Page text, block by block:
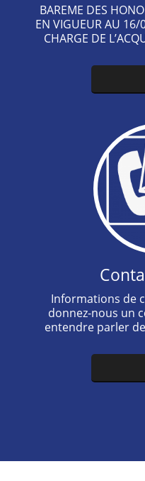
BAREME DES
EN VIGUEUR AU 16/
CHARGE DE
Informations de
donnez-nous un
entendre parler